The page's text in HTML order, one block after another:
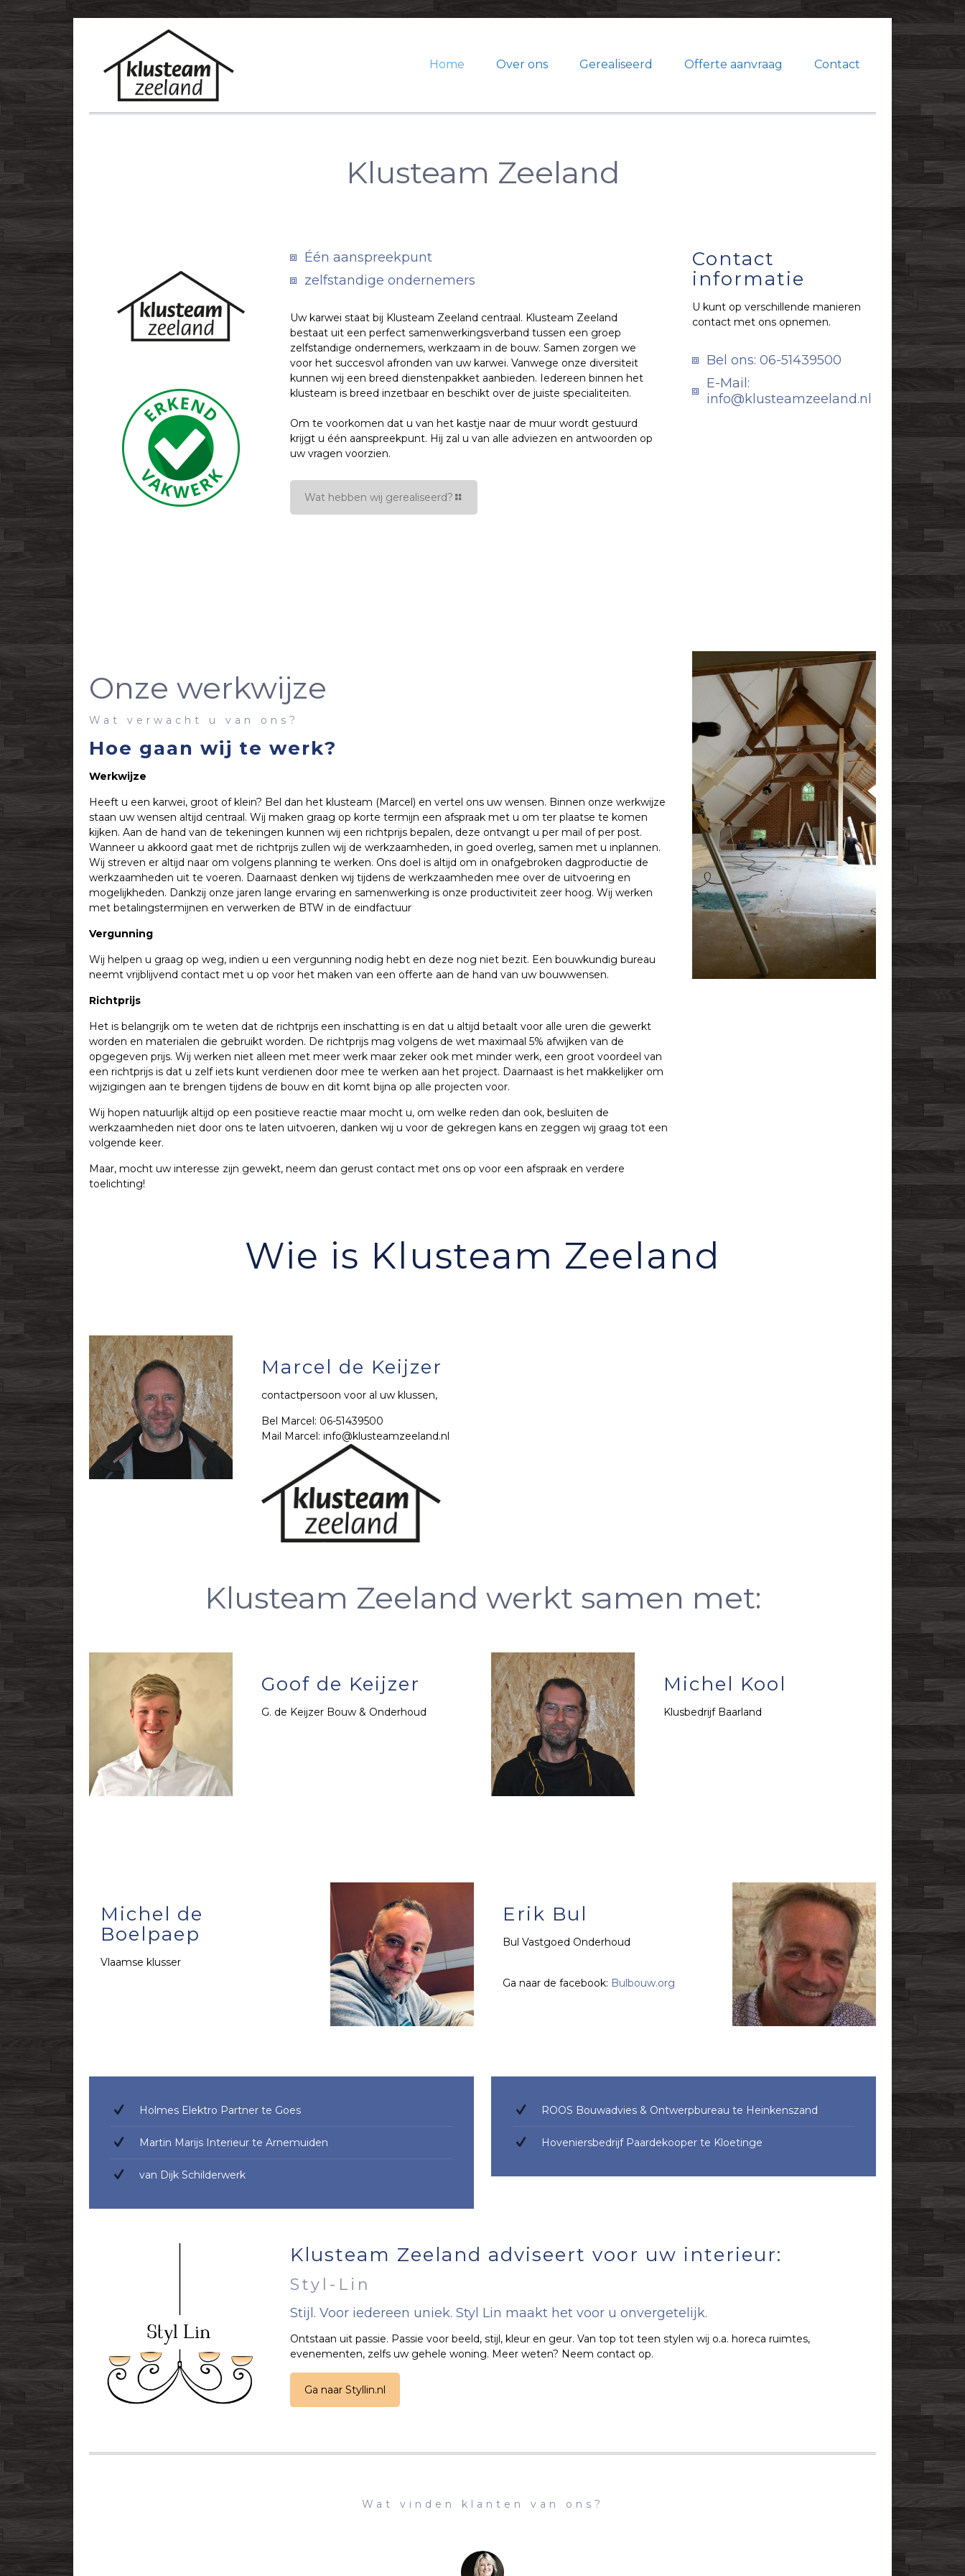
Home Over ons Gerealiseerd Offerte aanvraag Contact
Klusteam Zeeland
Één aanspreekpunt
zelfstandige ondernemers
Uw karwei staat bij Klusteam Zeeland centraal. Klusteam Zeeland
bestaat uit een perfect samenwerkingsverband tussen een groep
zelfstandige ondernemers, werkzaam in de bouw. Samen zorgen we
voor het succesvol afronden van uw karwei. Vanwege onze diversiteit
kunnen wij een breed dienstenpakket aanbieden. Iedereen binnen het
klusteam is breed inzetbaar en beschikt over de juiste specialiteiten.
Om te voorkomen dat u van het kastje naar de muur wordt gestuurd
krijgt u één aanspreekpunt. Hij zal u van alle adviezen en antwoorden op
uw vragen voorzien.
Wat hebben wij gerealiseerd?
Contact
informatie
U kunt op verschillende manieren
contact met ons opnemen.
Bel ons: 06-51439500
E-Mail:
info@klusteamzeeland.nl
Onze werkwijze
Wat verwacht u van ons?
Hoe gaan wij te werk?
Werkwijze
Heeft u een karwei, groot of klein? Bel dan het klusteam (Marcel) en vertel ons uw wensen. Binnen onze werkwijze
staan uw wensen altijd centraal. Wij maken graag op korte termijn een afspraak met u om ter plaatse te komen
kijken. Aan de hand van de tekeningen kunnen wij een richtprijs bepalen, deze ontvangt u per mail of per post.
Wanneer u akkoord gaat met de richtprijs zullen wij de werkzaamheden, in goed overleg, samen met u inplannen.
Wij streven er altijd naar om volgens planning te werken. Ons doel is altijd om in onafgebroken dagproductie de
werkzaamheden uit te voeren. Daarnaast denken wij tijdens de werkzaamheden mee over de uitvoering en
mogelijkheden. Dankzij onze jaren lange ervaring en samenwerking is onze productiviteit zeer hoog. Wij werken
met betalingstermijnen en verwerken de BTW in de eindfactuur
Vergunning
Wij helpen u graag op weg, indien u een vergunning nodig hebt en deze nog niet bezit. Een bouwkundig bureau
neemt vrijblijvend contact met u op voor het maken van een offerte aan de hand van uw bouwwensen.
Richtprijs
Het is belangrijk om te weten dat de richtprijs een inschatting is en dat u altijd betaalt voor alle uren die gewerkt
worden en materialen die gebruikt worden. De richtprijs mag volgens de wet maximaal 5% afwijken van de
opgegeven prijs. Wij werken niet alleen met meer werk maar zeker ook met minder werk, een groot voordeel van
een richtprijs is dat u zelf iets kunt verdienen door mee te werken aan het project. Daarnaast is het makkelijker om
wijzigingen aan te brengen tijdens de bouw en dit komt bijna op alle projecten voor.
Wij hopen natuurlijk altijd op een positieve reactie maar mocht u, om welke reden dan ook, besluiten de
werkzaamheden niet door ons te laten uitvoeren, danken wij u voor de gekregen kans en zeggen wij graag tot een
volgende keer.
Maar, mocht uw interesse zijn gewekt, neem dan gerust contact met ons op voor een afspraak en verdere
toelichting!
Wie is Klusteam Zeeland
Marcel de Keijzer
contactpersoon voor al uw klussen,
Bel Marcel: 06-51439500
Mail Marcel: info@klusteamzeeland.nl
Klusteam Zeeland werkt samen met:
Goof de Keijzer
G. de Keijzer Bouw & Onderhoud
Michel Kool
Klusbedrijf Baarland
Michel de
Boelpaep
Vlaamse klusser
Erik Bul
Bul Vastgoed Onderhoud
Ga naar de facebook: Bulbouw.org
Holmes Elektro Partner te Goes
Martin Marijs Interieur te Arnemuiden
van Dijk Schilderwerk
ROOS Bouwadvies & Ontwerpbureau te Heinkenszand
Hoveniersbedrijf Paardekooper te Kloetinge
Klusteam Zeeland adviseert voor uw interieur:
Styl-Lin
Stijl. Voor iedereen uniek. Styl Lin maakt het voor u onvergetelijk.
Ontstaan uit passie. Passie voor beeld, stijl, kleur en geur. Van top tot teen stylen wij o.a. horeca ruimtes,
evenementen, zelfs uw gehele woning. Meer weten? Neem contact op.
Ga naar Styllin.nl
Wat vinden klanten van ons?